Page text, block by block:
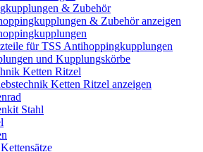
& Zubehör
& Zubehör anzeigen
für TSS Antihoppingkupplungen
und Kupplungskörbe
Ketten Ritzel
Ketten Ritzel anzeigen
Stahl